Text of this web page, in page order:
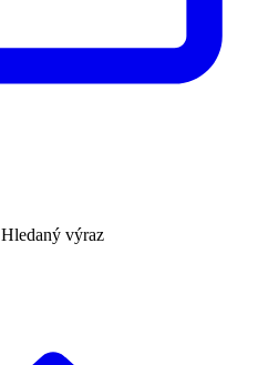
Hledaný výraz